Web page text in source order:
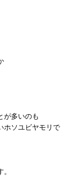
が多いのも
ホソユビヤモリで